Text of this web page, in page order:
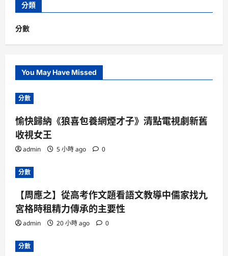
分類
分數
You May Have Missed
分數
愉快歸納《狼喜包養網煙才子》清點電視劇新舊
收視女王
admin 5 小時 ago 0
分數
【周應之】從高考作文題看語文教導中儒家找九
宮格時租精力傳承的主要性
admin 20 小時 ago 0
分數